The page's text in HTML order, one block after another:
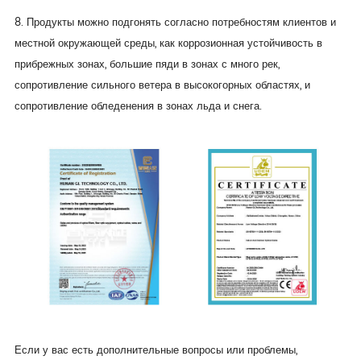
8. Продукты можно подгонять согласно потребностям клиентов и
местной окружающей среды, как коррозионная устойчивость в
прибрежных зонах, большие пяди в зонах с много рек,
сопротивление сильного ветера в высокогорных областях, и
сопротивление обледенения в зонах льда и снега.
Если у вас есть дополнительные вопросы или проблемы,